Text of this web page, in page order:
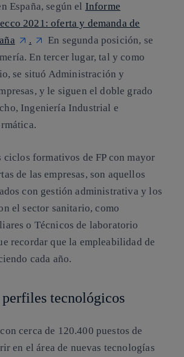
España, según el Informe
2021: oferta y demanda de
.
En segunda posición, se
En tercer lugar, tal y como
se situó Administración y
y le siguen el doble grado
Ingeniería Industrial e
ciclos formativos de FP con mayor
de las empresas, son aquellos
con gestión administrativa y los
el sector sanitario, como
o Técnicos de laboratorio
recordar que la empleabilidad de
cada año.
perfiles tecnológicos
cerca de 120.400 puestos de
en el área de nuevas tecnologías